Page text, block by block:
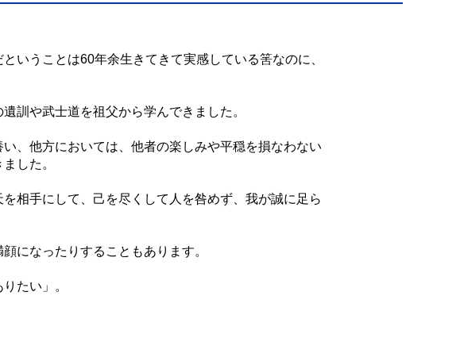
いうことは60年余生きてきて実感している筈なのに、
訓や武士道を祖父から学んできました。
、他方においては、他者の楽しみや平穏を損なわない
した。
相手にして、己を尽くして人を咎めず、我が誠に足ら
になったりすることもあります。
たい」。